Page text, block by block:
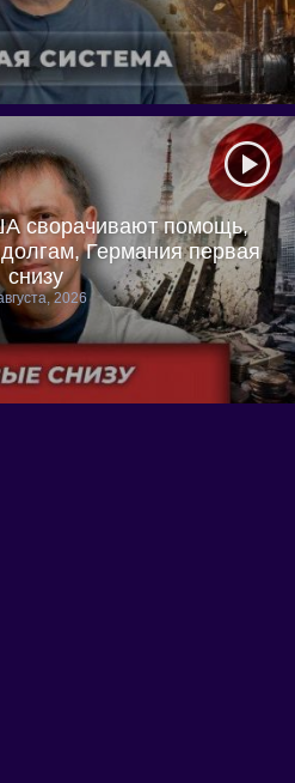
сворачивают помощь,
Германия первая
снизу
2026